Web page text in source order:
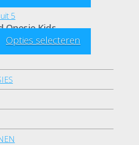
uit 5
Onesie Kids
Opties selecteren